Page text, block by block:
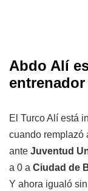
Abdo Alí
El Turco Alí está
cuando remplazó
ante Juventud
a 0 a Ciudad de
Y ahora igualó